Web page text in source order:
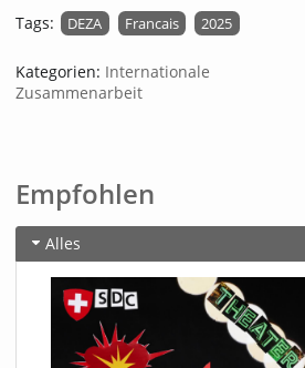
Tags: DEZA Francais 2025
Kategorien: Internationale
Zusammenarbeit
Empfohlen
Alles